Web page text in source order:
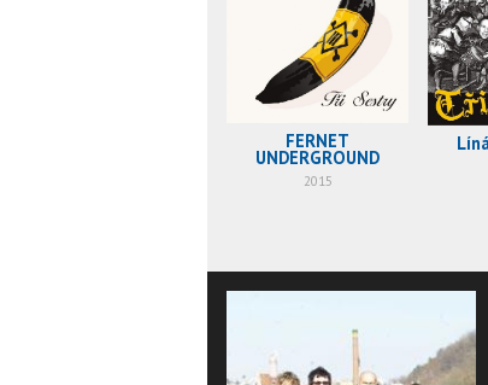
FERNET
UNDERGROUND
2015